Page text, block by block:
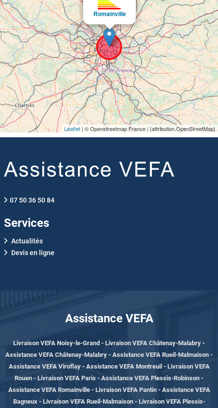
Romainville
Leaflet | © Openstreetmap France | {attribution.OpenStreetMap}
07 50 36 50 84
Services
Actualités
Devis en ligne
Assistance VEFA
Livraison VEFA Noisy-le-Grand - Livraison VEFA Châtenay-Malabry -
Assistance VEFA Châtenay-Malabry - Assistance VEFA Rueil-Malmaison -
Assistance VEFA Viroflay- Assistance VEFA Montreuil- Livraison VEFA
Rouen - Livraison VEFA Paris - Assistance VEFA Plessis-Robinson -
Assistance VEFA Romainville- Livraison VEFA Pantin- Assistance VEFA
Bagneux- Livraison VEFA Rueil-Malmaison- Livraison VEFA Plessis-